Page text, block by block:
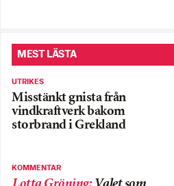
MEST LÄSTA
UTRIKES
Misstänkt gnista från
vindkraftverk bakom
storbrand i Grekland
KOMMENTAR